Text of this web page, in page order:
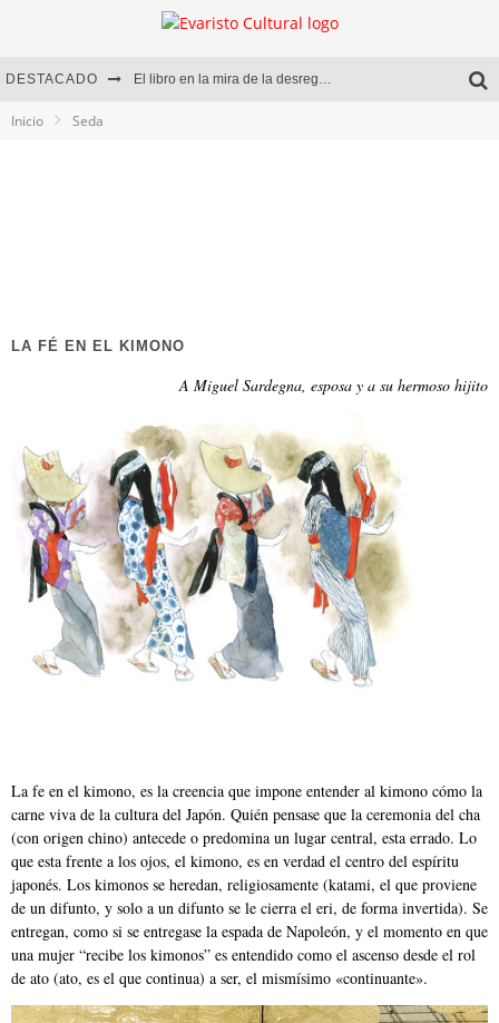
DESTACADO El libro en la mira de la desregulación
Inicio Seda
LA FÉ EN EL KIMONO
A Miguel Sardegna, esposa y a su hermoso hijito
La fe en el kimono, es la creencia que impone entender al kimono cómo la
carne viva de la cultura del Japón. Quién pensase que la ceremonia del cha
(con origen chino) antecede o predomina un lugar central, esta errado. Lo
que esta frente a los ojos, el kimono, es en verdad el centro del espíritu
japonés. Los kimonos se heredan, religiosamente (katami, el que proviene
de un difunto, y solo a un difunto se le cierra el eri, de forma invertida). Se
entregan, como si se entregase la espada de Napoleón, y el momento en que
una mujer “recibe los kimonos” es entendido como el ascenso desde el rol
de ato (ato, es el que continua) a ser, el mismísimo «continuante».